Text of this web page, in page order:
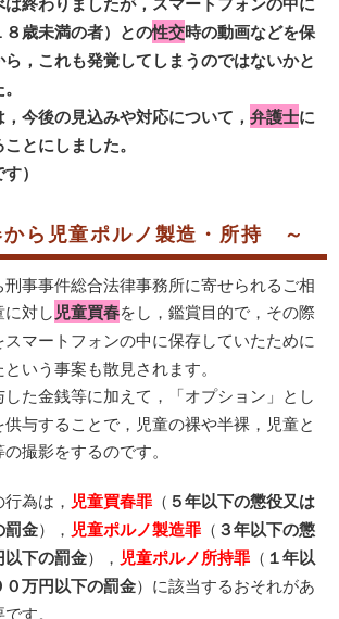
歳未満の者）との性交時の動画などを保
，これも発覚してしまうのではないかと
今後の見込みや対応について，弁護士に
とにしました。
）
ら児童ポルノ製造・所持 ～
事事件総合法律事務所に寄せられるご相
対し児童買春をし，鑑賞目的で，その際
マートフォンの中に保存していたために
いう事案も散見されます。
した金銭等に加えて，「オプション」とし
与することで，児童の裸や半裸，児童と
撮影をするのです。
為は， 児童買春罪 （ ５年以下の懲役又は
罰金）， 児童ポルノ製造罪 （ ３年以下の懲
下の罰金）， 児童ポルノ所持罪 （ １年以
万円以下の罰金）に該当するおそれがあ
す。